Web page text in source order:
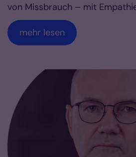
von Missbrauch – mit
mehr lesen